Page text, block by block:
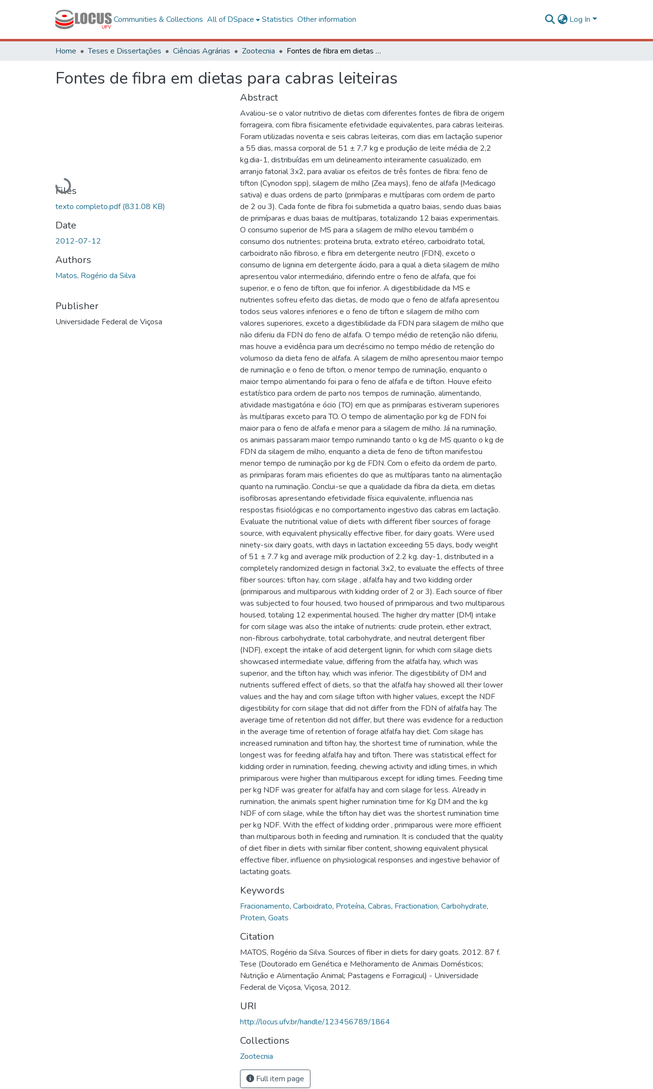
Communities & Collections All of DSpace Statistics Other information Log In
Home Teses e Dissertações Ciências Agrárias Zootecnia Fontes de fibra em dietas para cabras leiteiras
Fontes de fibra em dietas para cabras leiteiras
Loading...
Files
texto completo.pdf(831.08 KB)
Date
2012-07-12
Authors
Matos, Rogério da Silva
Publisher
Universidade Federal de Viçosa
Abstract
Avaliou-se o valor nutritivo de dietas com diferentes fontes de fibra de origem
forrageira, com fibra fisicamente efetividade equivalentes, para cabras leiteiras.
Foram utilizadas noventa e seis cabras leiteiras, com dias em lactação superior
a 55 dias, massa corporal de 51 ± 7,7 kg e produção de leite média de 2,2
kg.dia-1, distribuídas em um delineamento inteiramente casualizado, em
arranjo fatorial 3x2, para avaliar os efeitos de três fontes de fibra: feno de
tifton (Cynodon spp), silagem de milho (Zea mays), feno de alfafa (Medicago
sativa) e duas ordens de parto (primíparas e multíparas com ordem de parto
de 2 ou 3). Cada fonte de fibra foi submetida a quatro baias, sendo duas baias
de primíparas e duas baias de multíparas, totalizando 12 baias experimentais.
O consumo superior de MS para a silagem de milho elevou também o
consumo dos nutrientes: proteina bruta, extrato etéreo, carboidrato total,
carboidrato não fibroso, e fibra em detergente neutro (FDN), exceto o
consumo de lignina em detergente ácido, para a qual a dieta silagem de milho
apresentou valor intermediário, diferindo entre o feno de alfafa, que foi
superior, e o feno de tifton, que foi inferior. A digestibilidade da MS e
nutrientes sofreu efeito das dietas, de modo que o feno de alfafa apresentou
todos seus valores inferiores e o feno de tifton e silagem de milho com
valores superiores, exceto a digestibilidade da FDN para silagem de milho que
não diferiu da FDN do feno de alfafa. O tempo médio de retenção não diferiu,
mas houve a evidência para um decréscimo no tempo médio de retenção do
volumoso da dieta feno de alfafa. A silagem de milho apresentou maior tempo
de ruminação e o feno de tifton, o menor tempo de ruminação, enquanto o
maior tempo alimentando foi para o feno de alfafa e de tifton. Houve efeito
estatístico para ordem de parto nos tempos de ruminação, alimentando,
atividade mastigatória e ócio (TO) em que as primíparas estiveram superiores
às multíparas exceto para TO. O tempo de alimentação por kg de FDN foi
maior para o feno de alfafa e menor para a silagem de milho. Já na ruminação,
os animais passaram maior tempo ruminando tanto o kg de MS quanto o kg de
FDN da silagem de milho, enquanto a dieta de feno de tifton manifestou
menor tempo de ruminação por kg de FDN. Com o efeito da ordem de parto,
as primíparas foram mais eficientes do que as multíparas tanto na alimentação
quanto na ruminação. Conclui-se que a qualidade da fibra da dieta, em dietas
isofibrosas apresentando efetividade física equivalente, influencia nas
respostas fisiológicas e no comportamento ingestivo das cabras em lactação.
Evaluate the nutritional value of diets with different fiber sources of forage
source, with equivalent physically effective fiber, for dairy goats. Were used
ninety-six dairy goats, with days in lactation exceeding 55 days, body weight
of 51 ± 7.7 kg and average milk production of 2.2 kg. day-1, distributed in a
completely randomized design in factorial 3x2, to evaluate the effects of three
fiber sources: tifton hay, corn silage , alfalfa hay and two kidding order
(primiparous and multiparous with kidding order of 2 or 3). Each source of fiber
was subjected to four housed, two housed of primiparous and two multiparous
housed, totaling 12 experimental housed. The higher dry matter (DM) intake
for corn silage was also the intake of nutrients: crude protein, ether extract,
non-fibrous carbohydrate, total carbohydrate, and neutral detergent fiber
(NDF), except the intake of acid detergent lignin, for which corn silage diets
showcased intermediate value, differing from the alfalfa hay, which was
superior, and the tifton hay, which was inferior. The digestibility of DM and
nutrients suffered effect of diets, so that the alfalfa hay showed all their lower
values and the hay and corn silage tifton with higher values, except the NDF
digestibility for corn silage that did not differ from the FDN of alfalfa hay. The
average time of retention did not differ, but there was evidence for a reduction
in the average time of retention of forage alfalfa hay diet. Corn silage has
increased rumination and tifton hay, the shortest time of rumination, while the
longest was for feeding alfalfa hay and tifton. There was statistical effect for
kidding order in rumination, feeding, chewing activity and idling times, in which
primiparous were higher than multiparous except for idling times. Feeding time
per kg NDF was greater for alfalfa hay and corn silage for less. Already in
rumination, the animals spent higher rumination time for Kg DM and the kg
NDF of corn silage, while the tifton hay diet was the shortest rumination time
per kg NDF. With the effect of kidding order , primiparous were more efficient
than multiparous both in feeding and rumination. It is concluded that the quality
of diet fiber in diets with similar fiber content, showing equivalent physical
effective fiber, influence on physiological responses and ingestive behavior of
lactating goats.
Keywords
Fracionamento, Carboidrato, Proteína, Cabras, Fractionation, Carbohydrate,
Protein, Goats
Citation
MATOS, Rogério da Silva. Sources of fiber in diets for dairy goats. 2012. 87 f.
Tese (Doutorado em Genética e Melhoramento de Animais Domésticos;
Nutrição e Alimentação Animal; Pastagens e Forragicul) - Universidade
Federal de Viçosa, Viçosa, 2012.
URI
http://locus.ufv.br/handle/123456789/1864
Collections
Zootecnia
Full item page